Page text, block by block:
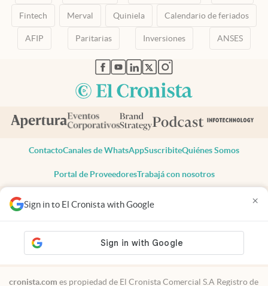
Sign in to El Cronista with Google ×
Fintech Merval Quiniela Calendario de feriados
AFIP Paritarias Inversiones ANSES
abre en nueva pestaña
abre en nueva pestaña
abre en nueva pestaña
abre en nueva pestaña
abre en nueva pestaña
ContactoCanales de WhatsAppSuscribiteQuiénes Somos
Portal de ProveedoresTrabajá con nosotros
Todos los derechos reservados
Privacidad
Consentimiento
Tel:+54 11 7078-3270
cronista.com es propiedad de El Cronista Comercial S.A Registro de